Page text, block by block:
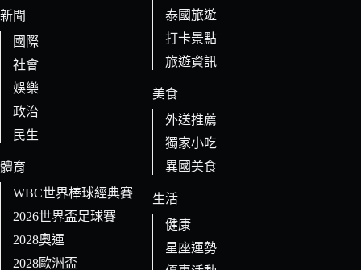
新聞
國際
社會
娛樂
政治
民生
體育
WBC世界棒球經典賽
2026世界盃足球賽
2028奧運
2028歐洲盃
泰國旅遊
打卡景點
旅遊資訊
美食
外送推薦
獨家小吃
異國美食
生活
健康
星座運勢